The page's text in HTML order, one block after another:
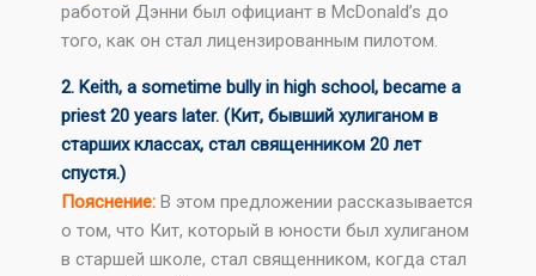
работой Дэнни был официант в McDonald’s до
того, как он стал лицензированным пилотом.
2. Keith, a sometime bully in high school, became a
priest 20 years later. (Кит, бывший хулиганом в
старших классах, стал священником 20 лет
спустя.)
Пояснение:В этом предложении рассказывается
о том, что Кит, который в юности был хулиганом
в старшей школе, стал священником, когда стал